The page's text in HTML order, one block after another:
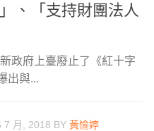
、「支持財團法人
政府上臺廢止了《紅十字
出與...
7 月, 2018 BY 黃愉婷